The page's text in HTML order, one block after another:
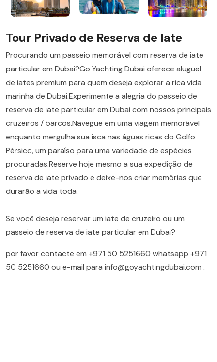
Tour Privado de Reserva de Iate
Procurando um passeio memorável com reserva de iate
particular em Dubai?Go Yachting Dubai oferece aluguel
de iates premium para quem deseja explorar a rica vida
marinha de Dubai.Experimente a alegria do passeio de
reserva de iate particular em Dubai com nossos principais
cruzeiros / barcos.Navegue em uma viagem memorável
enquanto mergulha sua isca nas águas ricas do Golfo
Pérsico, um paraíso para uma variedade de espécies
procuradas.Reserve hoje mesmo a sua expedição de
reserva de iate privado e deixe-nos criar memórias que
durarão a vida toda.
Se você deseja reservar um iate de cruzeiro ou um
passeio de reserva de iate particular em Dubai?
por favor contacte em +971 50 5251660 whatsapp +971
50 5251660 ou e-mail para info@goyachtingdubai.com .